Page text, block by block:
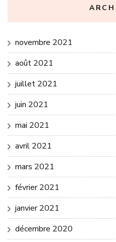
novembre 2021
août 2021
juillet 2021
juin 2021
mai 2021
avril 2021
mars 2021
février 2021
janvier 2021
décembre 2020